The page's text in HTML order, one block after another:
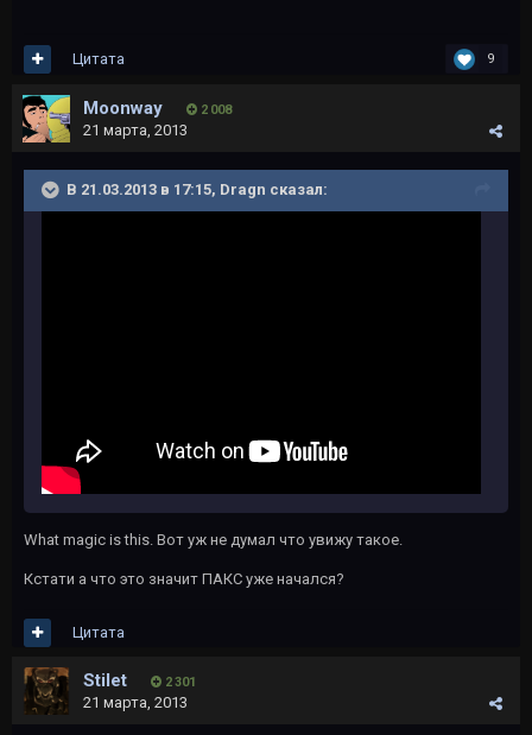
9
Цитата
Moonway 2 008
21 марта, 2013
В 21.03.2013 в 17:15, Dragn сказал:
What magic is this. Вот уж не думал что увижу такое.
Кстати а что это значит ПАКС уже начался?
Цитата
Stilet 2 301
21 марта, 2013